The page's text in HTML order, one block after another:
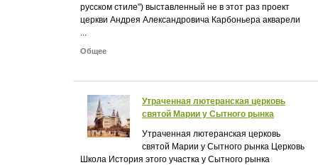
русском стиле") выставленный не в этот раз проект
церкви Андрея Александровича Карбоньера акварели
...
Общее
Утраченная лютеранская церковь
святой Марии у Сытного рынка
Утраченная лютеранская церковь
святой Марии у Сытного рынка Церковь
Школа История этого участка у Сытного рынка